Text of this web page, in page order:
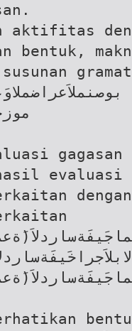
aktifitas
bentuk,
evaluasi